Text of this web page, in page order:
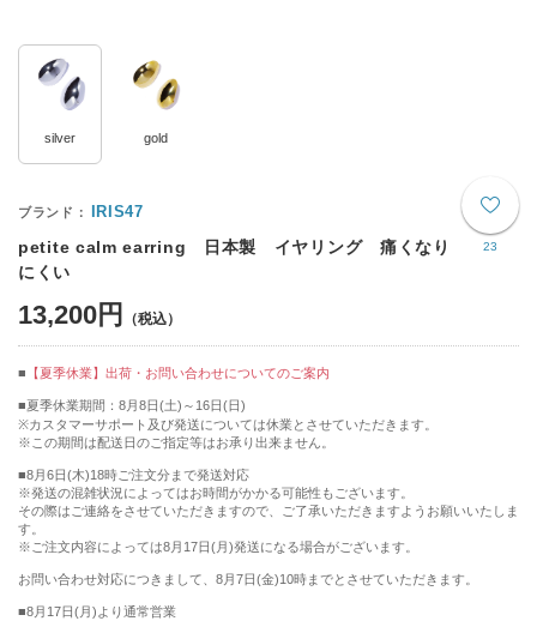
silver gold
23
IRIS47
petite calm earring 日本製 イヤリング 痛くなり
にくい
13,200円
【夏季休業】出荷・お問い合わせについてのご案内
■夏季休業期間：8月8日(土)～16日(日)
※カスタマーサポート及び発送については休業とさせていただきます。
※この期間は配送日のご指定等はお承り出来ません。
■8月6日(木)18時ご注文分まで発送対応
※発送の混雑状況によってはお時間がかかる可能性もございます。
その際はご連絡をさせていただきますので、ご了承いただきますようお願いいたしま
す。
※ご注文内容によっては8月17日(月)発送になる場合がございます。
お問い合わせ対応につきまして、8月7日(金)10時までとさせていただきます。
■8月17日(月)より通常営業